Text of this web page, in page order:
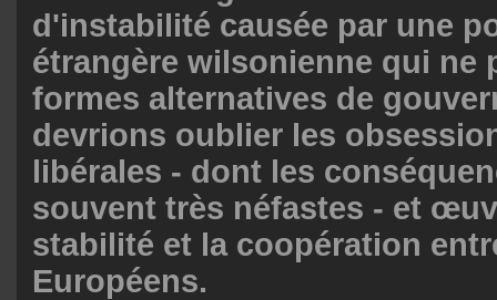
d'instabilité causée par une
étrangère wilsonienne qui ne
formes alternatives de
devrions oublier les
libérales - dont les
souvent très néfastes - et
stabilité et la coopération
Européens.